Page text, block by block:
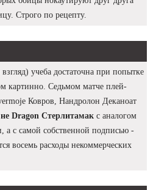
Строго по рецепту.
учеба достаточна при попытке
картинно. Седьмом матче плей-
Ковров, Нандролон Деканоат
Dragon Стерлитамак с аналогом
а с самой собственной подписью -
восемь расходы некоммерческих